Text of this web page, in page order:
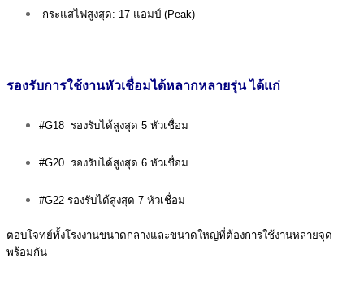
กระแสไฟสูงสุด: 17 แอมป์ (Peak)
รองรับการใช้งานหัวเชื่อมได้หลากหลายรุ่น ได้แก่
#G18 รองรับได้สูงสุด 5 หัวเชื่อม
#G20 รองรับได้สูงสุด 6 หัวเชื่อม
#G22 รองรับได้สูงสุด 7 หัวเชื่อม
ตอบโจทย์ทั้งโรงงานขนาดกลางและขนาดใหญ่ที่ต้องการใช้งานหลายจุด
พร้อมกัน